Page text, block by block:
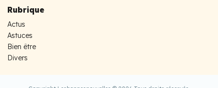
Rubrique
Actus
Astuces
Bien être
Divers